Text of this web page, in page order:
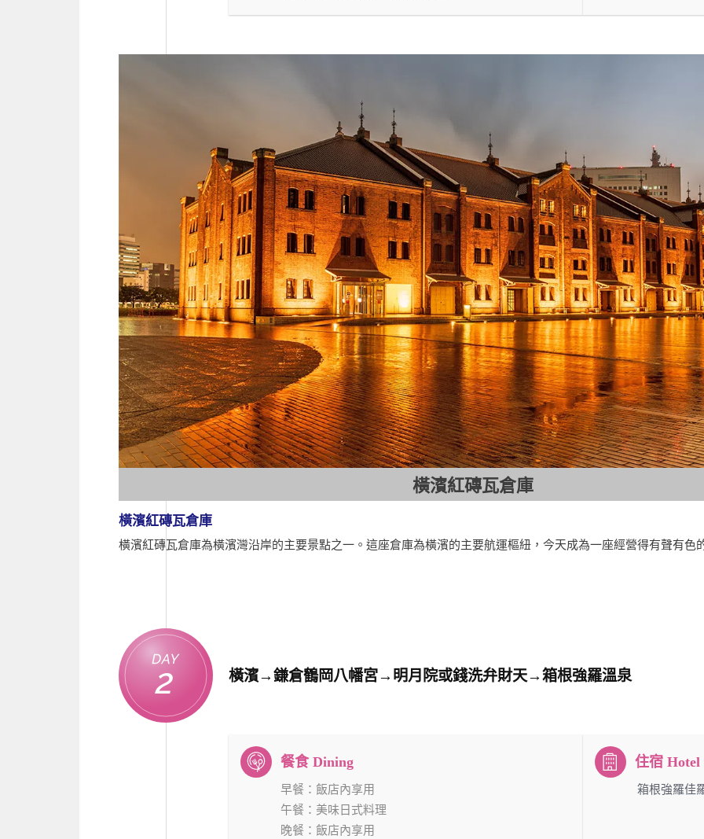
橫濱紅磚瓦倉庫
橫濱紅磚瓦倉庫
橫濱紅磚瓦倉庫為橫濱灣沿岸的主要景點之一。這座倉庫為橫濱的主要航運樞紐，今天成為一座經營得有聲有色
Day
2 橫濱→鎌倉鶴岡八幡宮→明月院或錢洗弁財天→箱根強羅溫泉
早餐 ：飯店內享用
午餐 ：美味日式料理
晚餐 ：飯店內享用
：箱根強羅